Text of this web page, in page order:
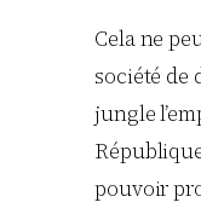
Cela ne
société de
jungle
pouvoir